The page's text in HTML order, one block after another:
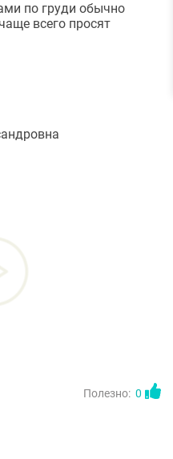
по груди обычно
всего просят
Полезно: 0